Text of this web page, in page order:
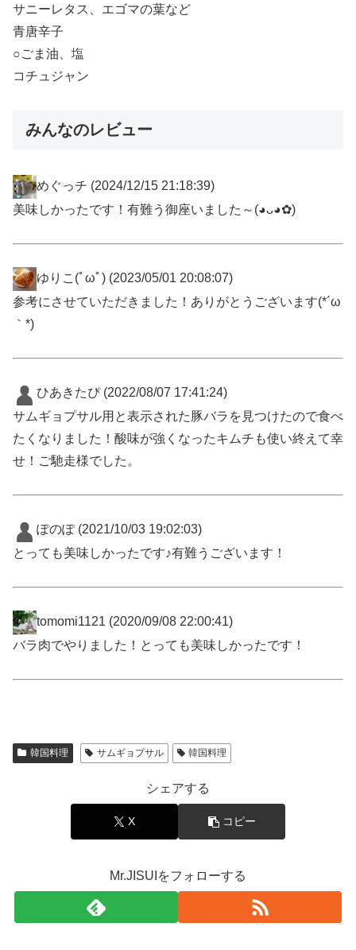
サニーレタス、エゴマの葉など
青唐辛子
○ごま油、塩
コチュジャン
みんなのレビュー
めぐっチ (2024/12/15 21:18:39)
美味しかったです！有難う御座いました～(⁠◕⁠ᴗ⁠◕⁠✿⁠)
ゆりこ(ﾟωﾟ) (2023/05/01 20:08:07)
参考にさせていただきました！ありがとうございます(*´ω
｀*)
ひあきたぴ(2022/08/07 17:41:24)
サムギョプサル用と表示された豚バラを見つけたので食べ
たくなりました！酸味が強くなったキムチも使い終えて幸
せ！ご馳走様でした。
ぽのぽ(2021/10/03 19:02:03)
とっても美味しかったです♪有難うございます！
tomomi1121 (2020/09/08 22:00:41)
バラ肉でやりました！とっても美味しかったです！
韓国料理 サムギョプサル 韓国料理
シェアする
X コピー
Mr.JISUIをフォローする